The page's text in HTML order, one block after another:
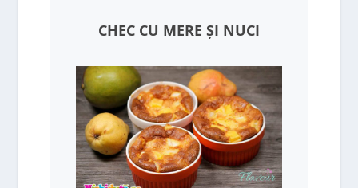
CHEC CU MERE ȘI NUCI